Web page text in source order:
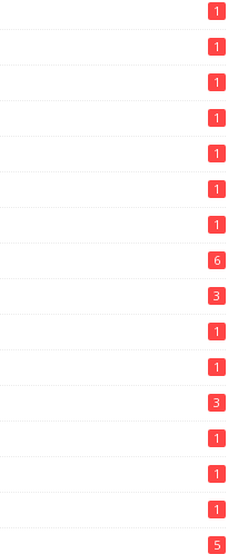
1
1
1
1
1
1
1
6
3
1
1
3
1
1
1
5